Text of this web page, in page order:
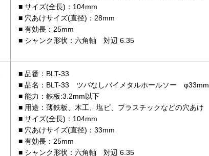
サイズ(全長)：104mm
穴あけサイズ(直径)：28mm
有効長：25mm
シャンク形状：六角軸 対辺 6.35
品番：BLT-33
品名：BLT-33 ツバなしバイメタルホールソー φ33mm
能力：鉄板:3.2mm以下
用途：薄鉄板、木工、塩ビ、プラスチックなどの穴あけ
サイズ(全長)：104mm
穴あけサイズ(直径)：33mm
有効長：25mm
シャンク形状：六角軸 対辺 6.35